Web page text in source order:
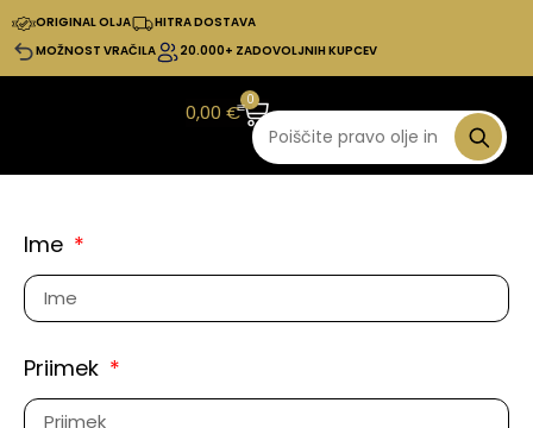
ORIGINAL OLJA
HITRA DOSTAVA
MOŽNOST VRAČILA
20.000+ ZADOVOLJNIH KUPCEV
0,00€
0
Ime
Priimek